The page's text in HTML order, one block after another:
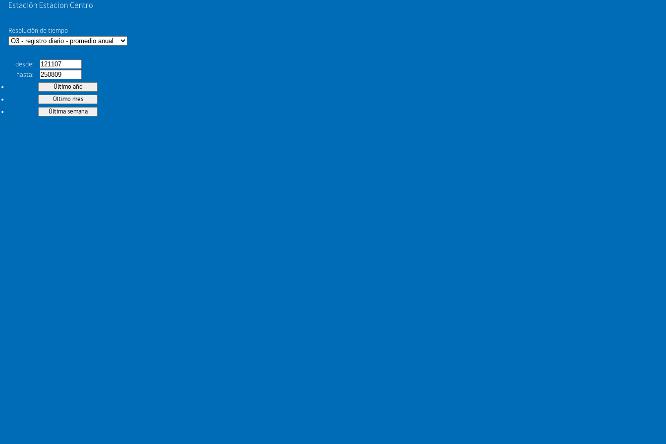
Estación Estacion Centro
Resolución de tiempo
desde
hasta